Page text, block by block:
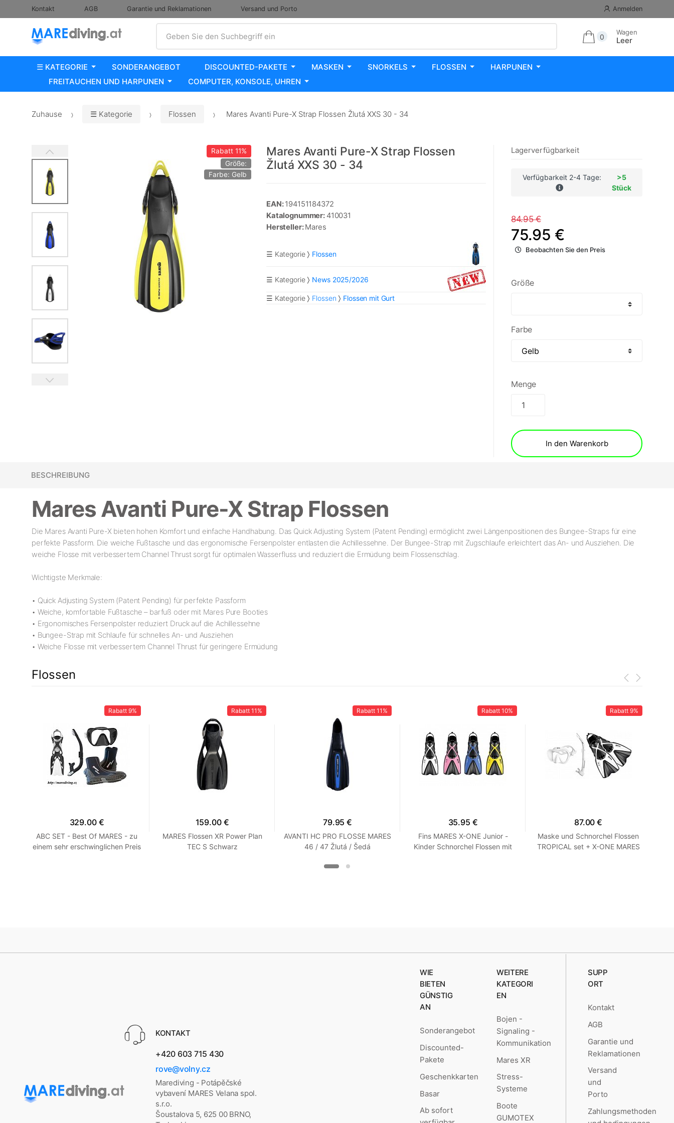
Kontakt AGB Garantie und Reklamationen Versand und Porto Anmelden
Geben Sie den Suchbegriff ein
0
Wagen
Leer
☰ KATEGORIE SONDERANGEBOT DISCOUNTED-PAKETE MASKEN SNORKELS FLOSSEN
HARPUNEN
FREITAUCHEN UND HARPUNEN
COMPUTER, KONSOLE, UHREN
Zuhause ☰ Kategorie Flossen Mares Avanti Pure-X Strap Flossen Žlutá XXS 30 - 34
Rabatt11%
Größe:
Farbe: Gelb
Mares Avanti Pure-X Strap Flossen
Žlutá XXS 30 - 34
EAN:194151184372
Katalognummer: 410031
Hersteller:Mares
☰ Kategorie Flossen
☰ Kategorie News 2025/2026
☰ Kategorie Flossen Flossen mit Gurt
Lagerverfügbarkeit
Verfügbarkeit 2-4 Tage:
>5
Stück
84.95 €
75.95 €
Beobachten Sie den Preis
Größe
Farbe
Menge
In den Warenkorb
BESCHREIBUNG
Mares Avanti Pure-X Strap Flossen
Die Mares Avanti Pure-X bieten hohen Komfort und einfache Handhabung. Das Quick Adjusting System (Patent Pending) ermöglicht zwei Längenpositionen des Bungee-Straps für eine
perfekte Passform. Die weiche Fußtasche und das ergonomische Fersenpolster entlasten die Achillessehne. Der Bungee-Strap mit Zugschlaufe erleichtert das An- und Ausziehen. Die
weiche Flosse mit verbessertem Channel Thrust sorgt für optimalen Wasserfluss und reduziert die Ermüdung beim Flossenschlag.
Wichtigste Merkmale:
• Quick Adjusting System (Patent Pending) für perfekte Passform
• Weiche, komfortable Fußtasche – barfuß oder mit Mares Pure Booties
• Ergonomisches Fersenpolster reduziert Druck auf die Achillessehne
• Bungee-Strap mit Schlaufe für schnelles An- und Ausziehen
• Weiche Flosse mit verbessertem Channel Thrust für geringere Ermüdung
Flossen
Rabatt 9%
329.00 €
ABC SET - Best Of MARES - zu
einem sehr erschwinglichen Preis
Rabatt 11%
159.00 €
MARES Flossen XR Power Plan
TEC S Schwarz
Rabatt 11%
79.95 €
AVANTI HC PRO FLOSSE MARES
46 / 47 Žlutá / Šedá
Rabatt 10%
35.95 €
Fins MARES X-ONE Junior -
Kinder Schnorchel Flossen mit
Rabatt 9%
87.00 €
Maske und Schnorchel Flossen
TROPICAL set + X-ONE MARES
KONTAKT
+420 603 715 430
rove@volny.cz
Marediving - Potápěčské
vybavení MARES Velana spol.
s.r.o.
Šoustalova 5, 625 00 BRNO,
WIE
BIETEN
GÜNSTIG
AN
Sonderangebot
Discounted-
Pakete
Geschenkkarten
Basar
Ab sofort
WEITERE
KATEGORI
EN
Bojen -
Signaling -
Kommunikation
Mares XR
Stress-
Systeme
Boote
GUMOTEX
SUPP
ORT
Kontakt
AGB
Garantie und
Reklamationen
Versand
und
Porto
Zahlungsmethoden